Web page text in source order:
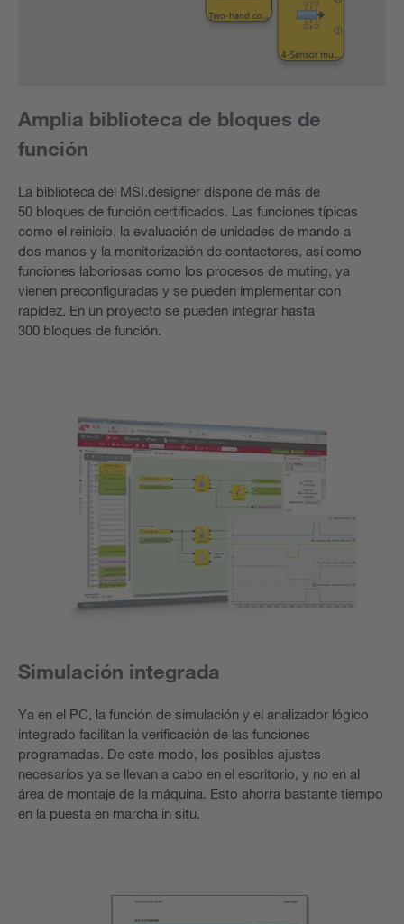
Amplia biblioteca de bloques de
función
La biblioteca del MSI.designer dispone de más de
50 bloques de función certificados. Las funciones típicas
como el reinicio, la evaluación de unidades de mando a
dos manos y la monitorización de contactores, así como
funciones laboriosas como los procesos de muting, ya
vienen preconfiguradas y se pueden implementar con
rapidez. En un proyecto se pueden integrar hasta
300 bloques de función.
Simulación integrada
Ya en el PC, la función de simulación y el analizador lógico
integrado facilitan la verificación de las funciones
programadas. De este modo, los posibles ajustes
necesarios ya se llevan a cabo en el escritorio, y no en al
área de montaje de la máquina. Esto ahorra bastante tiempo
en la puesta en marcha in situ.